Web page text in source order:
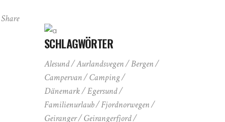
Share
SCHLAGWÖRTER
Alesund Aurlandsvegen
Bergen
Campervan
Camping
Dänemark
Egersund
Familienurlaub
Fjordnorwegen
Geiranger
Geirangerfjord